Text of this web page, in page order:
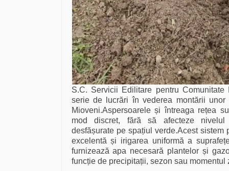
S.C. Servicii Edilitare pentru
serie de lucrări în vederea montării
Mioveni.Aspersoarele și întreaga rețea
mod discret, fără să afecteze
desfășurate pe spațiul verde.Acest sistem
excelentă și irigarea uniformă a
furnizează apa necesară plantelor și
funcție de precipitații, sezon sau momentul